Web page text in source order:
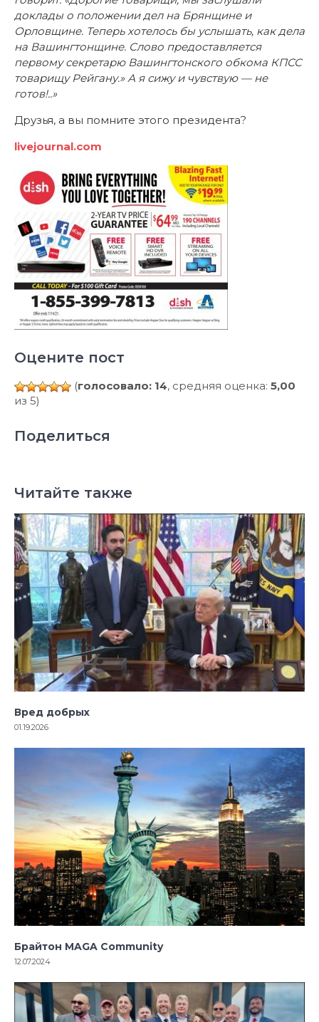
доклады о положении дел на Брянщине и
Орловщине. Теперь хотелось бы услышать, как дела
на Вашингтонщине. Слово предоставляется
первому секретарю Вашингтонского обкома КПСС
товарищу Рейгану.» А я сижу и чувствую — не
готов!..»
Друзья, а вы помните этого президента?
livejournal.com
Оцените пост
(голосовало: 14, средняя оценка: 5,00
из 5)
Поделиться
Читайте также
Вред добрых
01.19.2026
Брайтон MAGA Community
12.07.2024